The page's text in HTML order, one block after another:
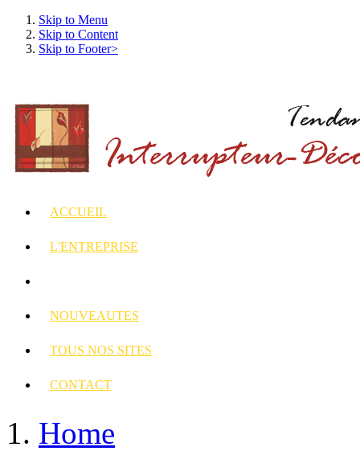
Skip to Menu
Skip to Content
Skip to Footer>
ACCUEIL
L'ENTREPRISE
NOUVEAUTES
TOUS NOS SITES
CONTACT
Home